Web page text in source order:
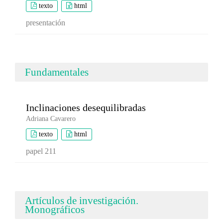
texto html
presentación
Fundamentales
Inclinaciones desequilibradas
Adriana Cavarero
texto html
papel 211
Artículos de investigación.
Monográficos